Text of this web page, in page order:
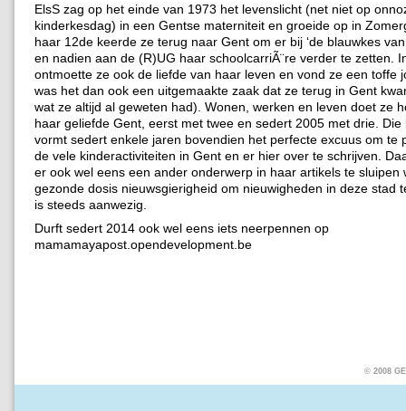
ElsS zag op het einde van 1973 het levenslicht (net niet op
kinderkesdag) in een Gentse materniteit en groeide op in
haar 12de keerde ze terug naar Gent om er bij ‘de blauwkes van
en nadien aan de (R)UG haar schoolcarriÃ¨re verder te zetten.
ontmoette ze ook de liefde van haar leven en vond ze een toffe
was het dan ook een uitgemaakte zaak dat ze terug in Gent
wat ze altijd al geweten had). Wonen, werken en leven doet ze
haar geliefde Gent, eerst met twee en sedert 2005 met drie. Die
vormt sedert enkele jaren bovendien het perfecte excuus om te
de vele kinderactiviteiten in Gent en er hier over te schrijven.
er ook wel eens een ander onderwerp in haar artikels te sluipen
gezonde dosis nieuwsgierigheid om nieuwigheden in deze stad
is steeds aanwezig.
Durft sedert 2014 ook wel eens iets neerpennen op
mamamayapost.opendevelopment.be
© 2008